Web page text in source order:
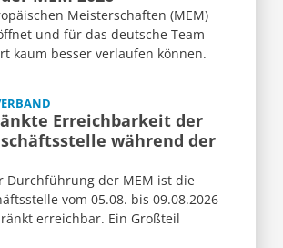
Meisterschaften (MEM)
und für das deutsche Team
kaum besser verlaufen können.
Erreichbarkeit der
während der
Durchführung der MEM ist die
vom 05.08. bis 09.08.2026
erreichbar. Ein Großteil